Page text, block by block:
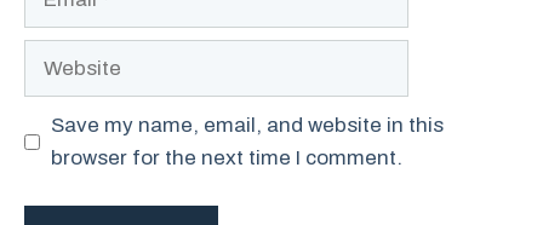
Website
Save my name, email, and website in this
browser for the next time I comment.